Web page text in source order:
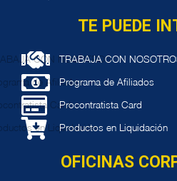
TE PUEDE
TRABAJA CON
Programa de Afiliados
Procontratista Card
Productos en Liquidación
OFICINAS